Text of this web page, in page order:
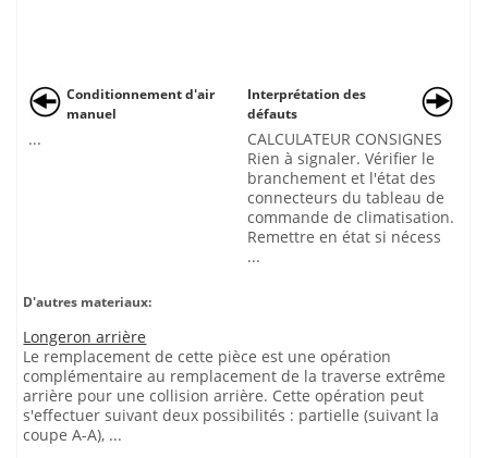
Conditionnement d'air
manuel
...
Interprétation des
défauts
CALCULATEUR CONSIGNES
Rien à signaler. Vérifier le
branchement et l'état des
connecteurs du tableau de
commande de climatisation.
Remettre en état si nécess
...
D'autres materiaux:
Longeron arrière
Le remplacement de cette pièce est une opération
complémentaire au remplacement de la traverse extrême
arrière pour une collision arrière. Cette opération peut
s'effectuer suivant deux possibilités : partielle (suivant la
coupe A-A), ...